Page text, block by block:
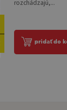
rozchádzajú,...
pridať do